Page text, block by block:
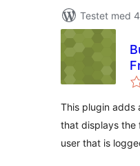
Testet med
This plugin adds
that displays the
user that is